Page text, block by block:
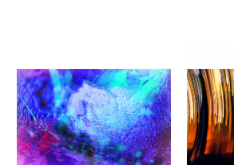
prix :
600€
à
1000€